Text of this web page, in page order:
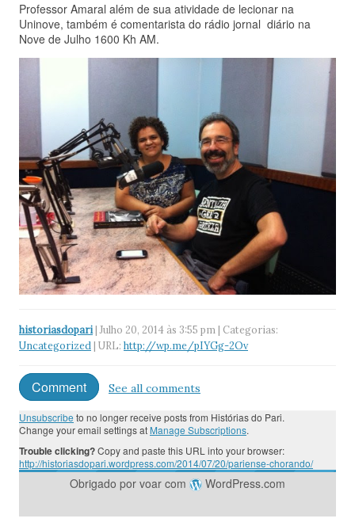
Professor Amaral além de sua atividade de lecionar na
Uninove, também é comentarista do rádio jornal diário na
Nove de Julho 1600 Kh AM.
historiasdopari| Julho 20, 2014 às 3:55 pm | Categorias:
Uncategorized | URL: http://wp.me/pIYGg-2Ov
Comment See all comments
Unsubscribe to no longer receive posts from Histórias do Pari.
Change your email settings at Manage Subscriptions.
Trouble clicking?Copy and paste this URL into your browser:
http://historiasdopari.wordpress.com/2014/07/20/pariense-chorando/
Obrigado por voar com WordPress.com